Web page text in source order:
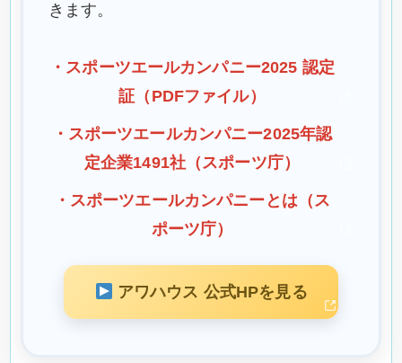
きます。
・スポーツエールカンパニー2025 認定
証（PDFファイル）
・スポーツエールカンパニー2025年認
定企業1491社（スポーツ庁）
・スポーツエールカンパニーとは（ス
ポーツ庁）
アワハウス 公式HPを見る